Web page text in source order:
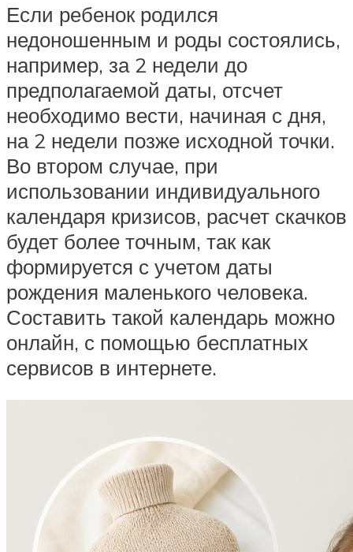
Если ребенок родился
недоношенным и роды состоялись,
например, за 2 недели до
предполагаемой даты, отсчет
необходимо вести, начиная с дня,
на 2 недели позже исходной точки.
Во втором случае, при
использовании индивидуального
календаря кризисов, расчет скачков
будет более точным, так как
формируется с учетом даты
рождения маленького человека.
Составить такой календарь можно
онлайн, с помощью бесплатных
сервисов в интернете.